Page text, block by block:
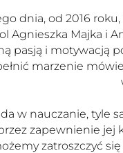
dnia, od 2016
Agnieszka Majka i
pasją i
marzenie
w nauczanie,
zapewnienie
zatroszczyć